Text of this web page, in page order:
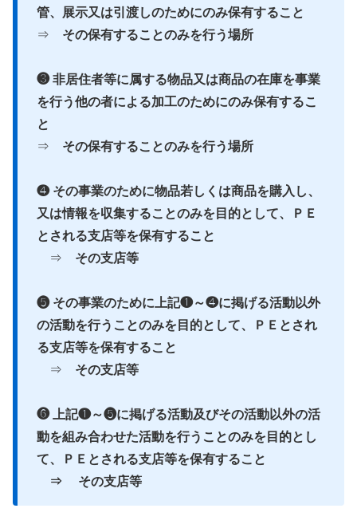
管、展示又は引渡しのためにのみ保有すること
⇒ その保有することのみを行う場所
❸ 非居住者等に属する物品又は商品の在庫を事業
を行う他の者による加工のためにのみ保有するこ
と
⇒ その保有することのみを行う場所
❹ その事業のために物品若しくは商品を購入し、
又は情報を収集することのみを目的として、ＰＥ
とされる支店等を保有すること
⇒ その支店等
❺ その事業のために上記❶～❹に掲げる活動以外
の活動を行うことのみを目的として、ＰＥとされ
る支店等を保有すること
⇒ その支店等
❻ 上記❶～❺に掲げる活動及びその活動以外の活
動を組み合わせた活動を行うことのみを目的とし
て、ＰＥ とされる支店等を保有すること
⇒ その支店等